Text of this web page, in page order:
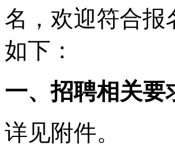
名，欢迎符合报
如下：
一、招聘相关要
详见附件。